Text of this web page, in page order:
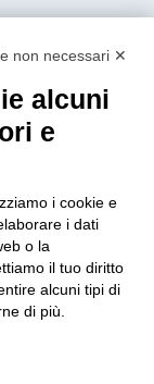
di
per ricevere
non necessari ✕
alcuni
e
i cookie e
i dati
o la
il tuo diritto
alcuni tipi di
di più.